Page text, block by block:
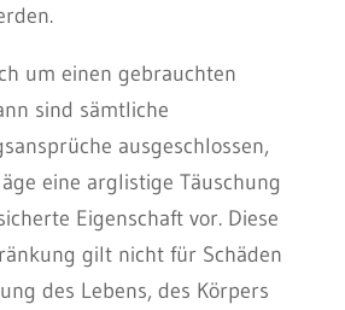
um einen gebrauchten
sind sämtliche
ausgeschlossen,
eine arglistige Täuschung
Eigenschaft vor. Diese
gilt nicht für Schäden
des Lebens, des Körpers